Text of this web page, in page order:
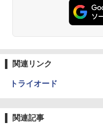
関連リンク
トライオード
関連記事